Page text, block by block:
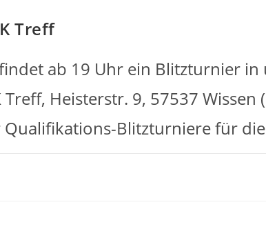
Treff
ab 19 Uhr ein Blitzturnier in
Treff, Heisterstr. 9, 57537 Wissen
Qualifikations-Blitzturniere für